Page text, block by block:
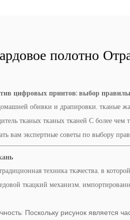
полотно
цифровых принтов: выбор
обивки и драпировки, тканые
тканых тканых тканей С более чем
вам экспертные советы по выбору
техника ткачества, в
ткацкий механизм,
Поскольку рисунок является